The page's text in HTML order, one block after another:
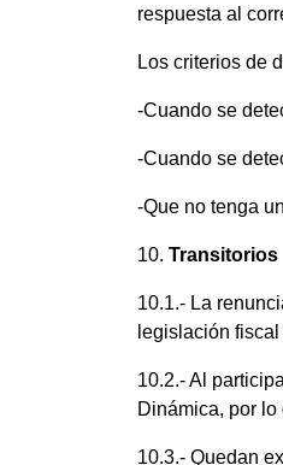
respuesta al
Los criterios de
-Cuando se
-Cuando se
-Que no tenga
10. Transitorios
10.1.- La
legislación
10.2.- Al
Dinámica, por
10.3.- Quedan